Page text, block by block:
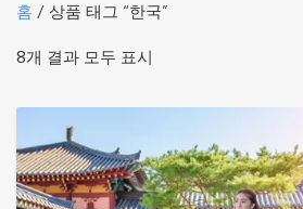
홈 / 상품 태그 “한국”
8개 결과 모두 표시